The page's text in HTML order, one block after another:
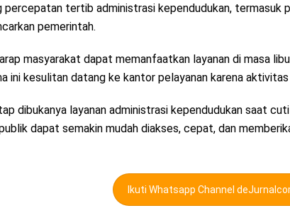
percepatan tertib administrasi kependudukan, termasuk
pemerintah.
masyarakat dapat memanfaatkan layanan di masa
ini kesulitan datang ke kantor pelayanan karena aktivitas
dibukanya layanan administrasi kependudukan saat
dapat semakin mudah diakses, cepat, dan
Ikuti Whatsapp Channel